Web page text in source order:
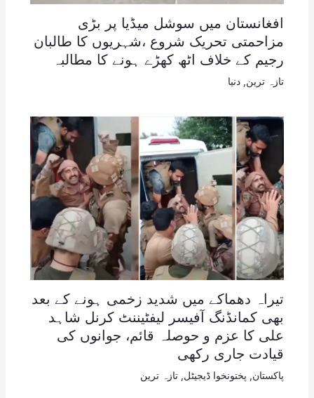
افغانستان میں سوشل میڈیا پر بڑی
مزاحمتی تحریک شروع ،شہریوں کا طالبان
رجیم کے خلاف اٹھ کھڑے ہونے کا مطالبہ
تازہ ترین دنیا
تیراہ دھماکے میں شدید زخمی ہونے کے بعد
بھی کمانڈنگ آفیسر لیفٹیننٹ کرنل شاہد
علی کا عزم و حوصلہ قائم، جوانوں کی
قیادت جاری رکھی
پاکستان پختونخوا ڈیجیٹل تازہ ترین